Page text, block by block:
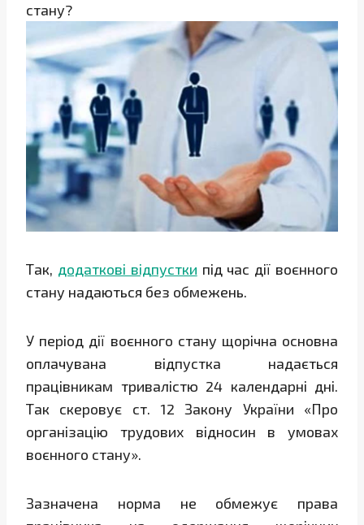
стану?
Так, додаткові відпустки під час дії воєнного
стану надаються без обмежень.
У період дії воєнного стану щорічна основна
оплачувана відпустка надається
працівникам тривалістю 24 календарні дні.
Так скеровує ст. 12 Закону України «Про
організацію трудових відносин в умовах
воєнного стану».
Зазначена норма не обмежує права